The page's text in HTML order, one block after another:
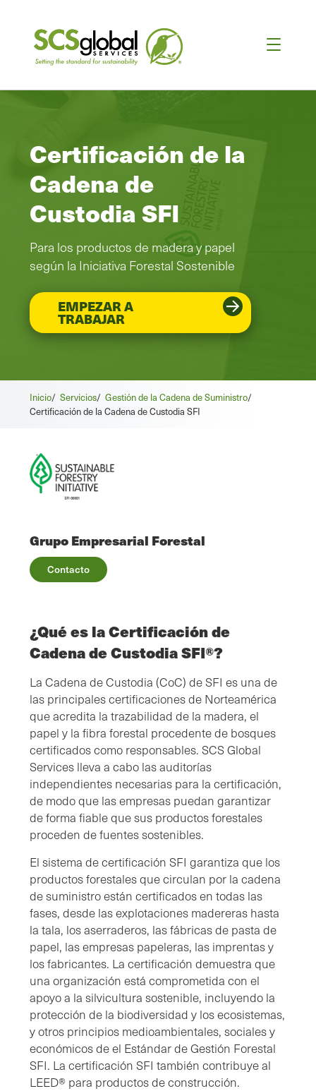
Certificación de la
Cadena de
Custodia SFI
Para los productos de madera y papel
según la Iniciativa Forestal Sostenible
EMPEZAR A
TRABAJAR
Inicio/ Servicios/ Gestión de la Cadena de Suministro/
Certificación de la Cadena de Custodia SFI
Grupo Empresarial Forestal
Contacto
¿Qué es la Certificación de
Cadena de Custodia SFI®?
La Cadena de Custodia (CoC) de SFI es una de
las principales certificaciones de Norteamérica
que acredita la trazabilidad de la madera, el
papel y la fibra forestal procedente de bosques
certificados como responsables. SCS Global
Services lleva a cabo las auditorías
independientes necesarias para la certificación,
de modo que las empresas puedan garantizar
de forma fiable que sus productos forestales
proceden de fuentes sostenibles.
El sistema de certificación SFI garantiza que los
productos forestales que circulan por la cadena
de suministro están certificados en todas las
fases, desde las explotaciones madereras hasta
la tala, los aserraderos, las fábricas de pasta de
papel, las empresas papeleras, las imprentas y
los fabricantes. La certificación demuestra que
una organización está comprometida con el
apoyo a la silvicultura sostenible, incluyendo la
protección de la biodiversidad y los ecosistemas,
y otros principios medioambientales, sociales y
económicos de el Estándar de Gestión Forestal
SFI. La certificación SFI también contribuye al
LEED® para productos de construcción.